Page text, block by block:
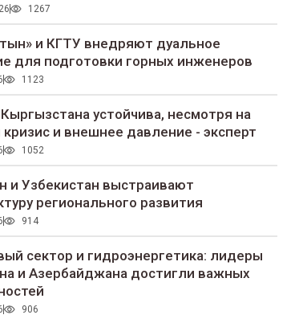
1267
и КГТУ внедряют дуальное
для подготовки горных инженеров
1123
устойчива, несмотря на
и внешнее давление - эксперт
1052
и Узбекистан выстраивают
регионального развития
914
сектор и гидроэнергетика: лидеры
и Азербайджана достигли важных
906